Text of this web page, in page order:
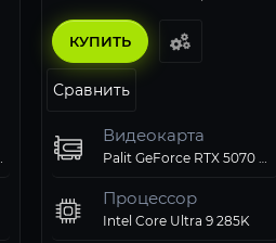
КУПИТЬ
Сравнить
Видеокарта
Процессор
Intel Core Ultra 9 285K